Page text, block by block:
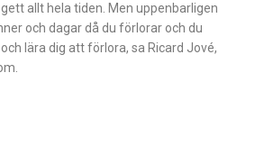
allt hela tiden. Men uppenbarligen
och dagar då du förlorar och du
lära dig att förlora, sa Ricard Jové,